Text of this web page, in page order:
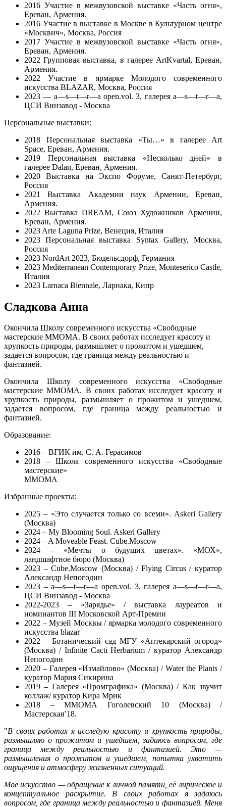
2016 Участие в межвузовской выставке «Часть огня»,
Ереван, Армения.
2016 Участие в выставке в Москве в Культурном центре
«Москвич», Москва, Россия
2017 Участие в межвузовской выставке «Часть огня»,
Ереван, Армения.
2022 Групповая выставка, в галерее ArtKvartal, Ереван,
Армения.
2022 Участие в ярмарке Молодого современного
искусства BLAZAR, Москва, Россия
2023 — a—s—t—r—a open.vol. 3, галерея a—s—t—r—a,
ЦСИ Винзавод - Москва
Персональные выставки:
2018 Персональная выставка «Ты…» в галерее Art
Space, Ереван, Армения.
2019 Персональная выставка «Несколько дней» в
галерее Dalan, Ереван, Армения.
2020 Выставка на Экспо Форуме, Санкт-Петербург,
Россия
2021 Выставка Академии наук Армении, Ереван,
Армения.
2022 Выставка DREAM, Союз Художников Армении,
Ереван, Армения.
2023 Arte Laguna Prize, Венеция, Италия
2023 Персональная выставка Syntax Gallery, Москва,
Россия
2023 NordArt 2023, Бюдельсдорф, Германия
2023 Mediterranean Сontemporary Prize, Monteserico Castle,
Италия
2023 Larnaca Biennale, Ларнака, Кипр
Сладкова Анна
Окончила Школу современного искусства «Свободные
мастерские ММОМА. В своих работах исследует красоту и
хрупкость природы, размышляет о прожитом и ушедшем,
задается вопросом, где граница между реальностью и
фантазией.
Окончила Школу современного искусства «Свободные
мастерские ММОМА. В своих работах исследует красоту и
хрупкость природы, размышляет о прожитом и ушедшем,
задается вопросом, где граница между реальностью и
фантазией.
Образование:
2016 – ВГИК им. С. А. Герасимов
2018 – Школа современного искусства «Свободные
мастерские»
ММОМА
Избранные проекты:
2025 – «Это случается только со всеми». Askeri Gallery
(Москва)
2024 – My Blooming Soul. Askeri Gallery
2024 – A Moveable Feast. Cube.Moscow
2024 – «Мечты о будущих цветах». «МОХ»,
ландшафтное бюро (Москва)
2023 – Cube.Moscow (Москва) / Flying Circus / куратор
Александр Непогодин
2023 – a—s—t—r—a open.vol. 3, галерея a—s—t—r—a,
ЦСИ Винзавод - Москва
2022-2023 – «Зарядье» / выставка лауреатов и
номинантов III Московской Арт-Премии
2022 – Музей Москвы / ярмарка молодого современного
искусства blazar
2022 – Ботанический сад МГУ «Аптекарский огород»
(Москва) / Infinite Cacti Herbarium / куратор Александр
Непогодин
2020 – Галерея «Измайлово» (Москва) / Water the Plants /
куратор Мария Сикирина
2019 – Галерея «Промграфика» (Москва) / Как звучит
коллаж/ куратор Кира Мрик
2018 – ММОМА Гоголевский 10 (Москва) /
Мастерская’18.
"В своих работах я исследую красоту и хрупкость природы,
размышляю о прожитом и ушедшем, задаюсь вопросом, где
граница между реальностью и фантазией. Это —
размышления о прожитом и ушедшем, попытка ухватить
ощущения и атмосферу жизненных ситуаций.
Мое искусство — обращение к личной памяти, её лирическое и
концептуальное раскрытие. В своих работах я задаюсь
вопросом, где граница между реальностью и фантазией. Меня